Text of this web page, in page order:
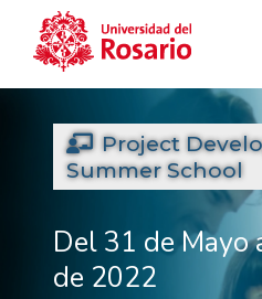
Pasar al contenido principal
Project
Summer School
Del 31 de Mayo
de 2022